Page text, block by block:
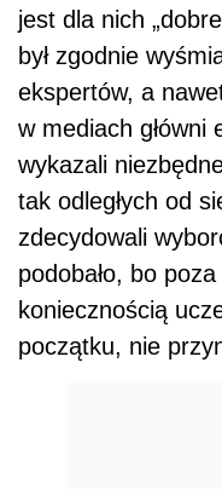
jest dla nich
był zgodnie
ekspertów, a
w mediach główni
wykazali
tak odległych od
zdecydowali
podobało, bo
koniecznością
początku, nie